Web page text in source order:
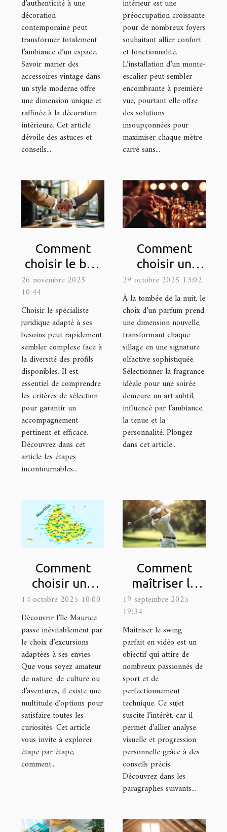
moderne ?
d’authenticité à une
décoration
contemporaine peut
transformer totalement
l’ambiance d’un espace.
Savoir marier des
accessoires vintage dans
un style moderne offre
une dimension unique et
raffinée à la décoration
intérieure. Cet article
dévoile des astuces et
conseils...
escalier ?
intérieur est une
préoccupation croissante
pour de nombreux foyers
souhaitant allier confort
et fonctionnalité.
L’installation d’un monte-
escalier peut sembler
encombrante à première
vue, pourtant elle offre
des solutions
insoupçonnées pour
maximiser chaque mètre
carré sans...
Comment
choisir le bon
spécialiste
juridique pour
vos besoins ?
26 novembre 2025
10:44
Choisir le spécialiste
juridique adapté à ses
besoins peut rapidement
sembler complexe face à
la diversité des profils
disponibles. Il est
essentiel de comprendre
les critères de sélection
pour garantir un
accompagnement
pertinent et efficace.
Découvrez dans cet
article les étapes
incontournables...
Comment
choisir un
parfum pour
les occasions
nocturnes ?
29 octobre 2025 13:02
À la tombée de la nuit, le
choix d’un parfum prend
une dimension nouvelle,
transformant chaque
sillage en une signature
olfactive sophistiquée.
Sélectionner la fragrance
idéale pour une soirée
demeure un art subtil,
influencé par l’ambiance,
la tenue et la
personnalité. Plongez
dans cet article...
Comment
choisir une
excursion
adaptée à vos
intérêts à
Maurice ?
14 octobre 2025 10:00
Découvrir l’île Maurice
passe inévitablement par
le choix d’excursions
adaptées à ses envies.
Que vous soyez amateur
de nature, de culture ou
d’aventures, il existe une
multitude d’options pour
satisfaire toutes les
curiosités. Cet article
vous invite à explorer,
étape par étape,
comment...
Comment
maîtriser le
swing parfait
en vidéo ?
19 septembre 2025
19:34
Maîtriser le swing
parfait en vidéo est un
objectif qui attire de
nombreux passionnés de
sport et de
perfectionnement
technique. Ce sujet
suscite l’intérêt, car il
permet d’allier analyse
visuelle et progression
personnelle grâce à des
conseils précis.
Découvrez dans les
paragraphes suivants...